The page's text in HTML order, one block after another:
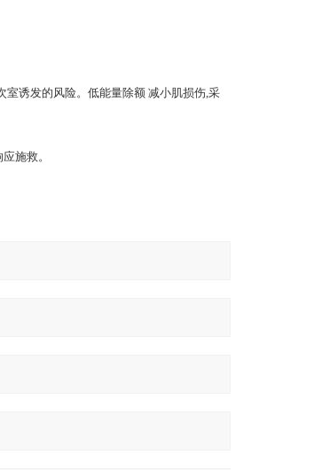
诱发的风险。低能量除额 减小肌损伤,采
施救。